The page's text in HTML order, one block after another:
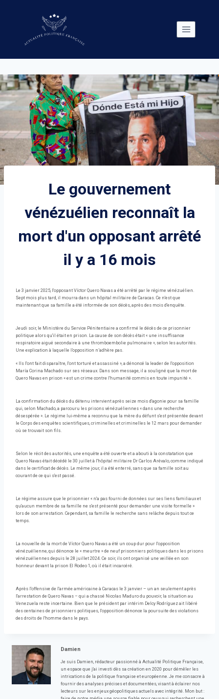
Le gouvernement
vénézuélien reconnaît la
mort d'un opposant arrêté
il y a 16 mois
Le 3 janvier 2025, l'opposant Víctor Quero Navas a été arrêté par le régime vénézuélien.
Sept mois plus tard, il mourra dans un hôpital militaire de Caracas. Ce n'est que
maintenant que sa famille a été informée de son décès, après des mois d'enquête.
Jeudi soir, le Ministère du Service Pénitentiaire a confirmé le décès de ce prisonnier
politique alors qu'il était en prison. La cause de son décès était « une insuffisance
respiratoire aiguë secondaire à une thromboembolie pulmonaire », selon les autorités.
Une explication à laquelle l’opposition n’adhère pas.
« Ils l'ont fait disparaître, l'ont torturé et assassiné », a dénoncé la leader de l'opposition
María Corina Machado sur ses réseaux. Dans son message, il a souligné que la mort de
Quero Navas en prison « est un crime contre l'humanité commis en toute impunité ».
La confirmation du décès du détenu intervient après seize mois d'agonie pour sa famille
qui, selon Machado, a parcouru les prisons vénézuéliennes « dans une recherche
désespérée ». Le régime lui-même a reconnu que la mère du défunt s'est présentée devant
le Corps des enquêtes scientifiques, criminelles et criminelles le 12 mars pour demander
où se trouvait son fils.
Selon le récit des autorités, une enquête a été ouverte et a abouti à la constatation que
Quero Navas était décédé le 30 juillet à l'hôpital militaire Dr Carlos Arévalo, comme indiqué
dans le certificat de décès. Le même jour, il a été enterré, sans que sa famille soit au
courant de ce qui s'est passé.
Le régime assure que le prisonnier « n'a pas fourni de données sur ses liens familiaux et
qu'aucun membre de sa famille ne s'est présenté pour demander une visite formelle »
lors de son arrestation. Cependant, sa famille le recherche sans relâche depuis tout ce
temps.
La nouvelle de la mort de Víctor Quero Navas a été un coup dur pour l'opposition
vénézuélienne, qui dénonce le « meurtre » de neuf prisonniers politiques dans les prisons
vénézuéliennes depuis le 28 juillet 2024. Ce soir, ils ont organisé une veillée en son
honneur devant la prison El Rodeo 1, où il était incarcéré.
Après l'offensive de l'armée américaine à Caracas le 3 janvier – un an seulement après
l'arrestation de Quero Navas – qui a chassé Nicolas Maduro du pouvoir, la situation au
Venezuela reste incertaine. Bien que le président par intérim Delcy Rodríguez ait libéré
des centaines de prisonniers politiques, l'opposition dénonce la poursuite des violations
des droits de l'homme dans le pays.
Damien
Je suis Damien, rédacteur passionné à Actualité Politique Française,
un espace que j'ai investi dès sa création en 2020 pour démêler les
intrications de la politique française et européenne. Je me consacre à
fournir des analyses précises et documentées, visant à éclairer nos
lecteurs sur les enjeux géopolitiques actuels avec intégrité. Mon but :